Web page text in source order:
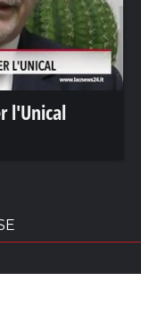
l'Unical